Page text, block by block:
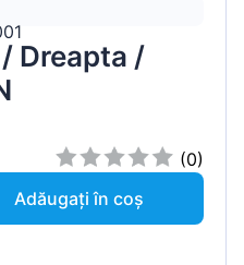
Dreapta /
(0)
Adăugați în coș